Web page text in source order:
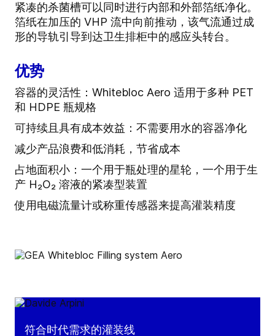
紧凑的杀菌槽可以同时进行内部和外部箔纸净化。
箔纸在加压的 VHP 流中向前推动，该气流通过成
形的导轨引导到达卫生排柜中的感应头转台。
优势
容器的灵活性：Whitebloc Aero 适用于多种 PET
和 HDPE 瓶规格
可持续且具有成本效益：不需要用水的容器净化
减少产品浪费和低消耗，节省成本
占地面积小：一个用于瓶处理的星轮，一个用于生
产 H₂O₂ 溶液的紧凑型装置
使用电磁流量计或称重传感器来提高灌装精度
符合时代需求的灌装线